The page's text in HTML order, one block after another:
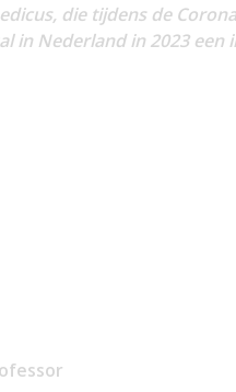
die tijdens de
in Nederland in 2023